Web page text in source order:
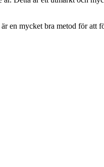
en mycket bra metod för att